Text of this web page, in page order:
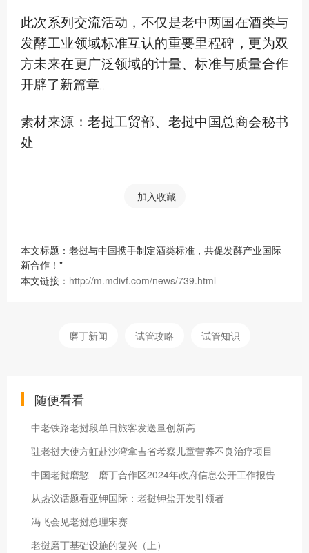
此次系列交流活动，不仅是老中两国在酒类与
发酵工业领域标准互认的重要里程碑，更为双
方未来在更广泛领域的计量、标准与质量合作
开辟了新篇章。
素材来源：老挝工贸部、老挝中国总商会秘书
处
加入收藏
本文标题：老挝与中国携手制定酒类标准，共促发酵产业国际
新合作！"
本文链接： http://m.mdivf.com/news/739.html
磨丁新闻 试管攻略 试管知识
随便看看
中老铁路老挝段单日旅客发送量创新高
驻老挝大使方虹赴沙湾拿吉省考察儿童营养不良治疗项目
中国老挝磨憨—磨丁合作区2024年政府信息公开工作报告
从热议话题看亚钾国际：老挝钾盐开发引领者
冯飞会见老挝总理宋赛
老挝磨丁基础设施的复兴（上）